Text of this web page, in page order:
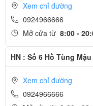
màu sắc giúp màu sơn có
kính sang trọng. Việc sử
khả năng sạc không dây.
chọn: Đỏ, vàng, trắng,
còn rất bền vững nhờ khả
khi sử dụng.
Nhận diện khuôn mặt
Xem chỉ đường
0924966666
Mở cửa từ 8:00 -
HN : Số 6 Hồ Tùng
Xem chỉ đường
0924966666